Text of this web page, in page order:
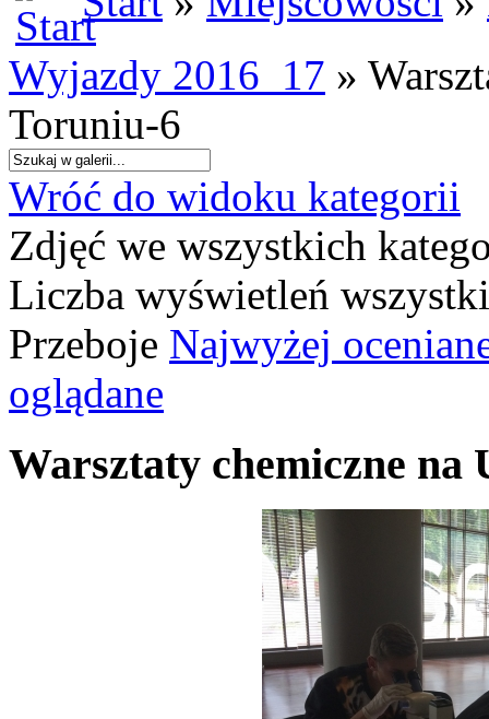
Wyjazdy 2016_17 »
Toruniu-6
Wróć do widoku kategorii
Zdjęć we wszystkich
Liczba wyświetleń
Przeboje Najwyżej
oglądane
Warsztaty chemiczne